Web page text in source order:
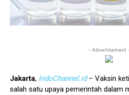
- Advertisement
Jakarta, IndoChannel.id– Vaksin
salah satu upaya pemerintah dalam